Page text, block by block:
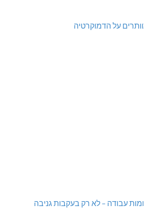
על הדמוקרטיה
עבודה – לא רק בעקבות גניבה